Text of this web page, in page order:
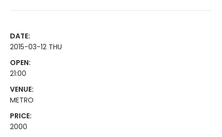
DATE:
2015-03-12 THU
OPEN:
21:00
VENUE:
METRO
PRICE:
2000